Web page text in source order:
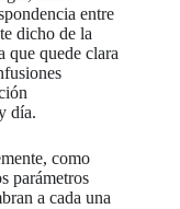
entre
dicho de la
que quede clara
día.
como
parámetros
a cada una